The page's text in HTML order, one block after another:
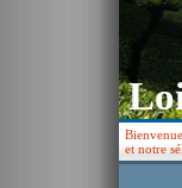
et notre